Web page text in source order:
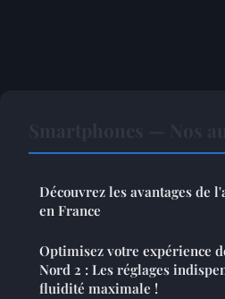
Découvrez les avantages de
en France
Optimisez votre expérience
Nord 2 : Les réglages
fluidité maximale !